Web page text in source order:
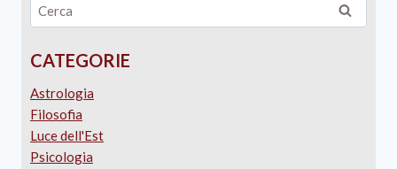
CATEGORIE
Astrologia
Filosofia
Luce dell'Est
Psicologia